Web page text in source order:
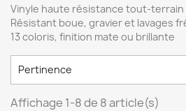
Vinyle haute résistance tout-terrain
Résistant boue, gravier et lavages
13 coloris, finition mate ou brillante
Pertinence
Affichage 1-8 de 8 article(s)